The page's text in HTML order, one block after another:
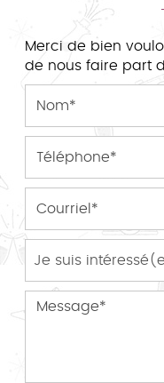
Merci de bien
de nous faire part